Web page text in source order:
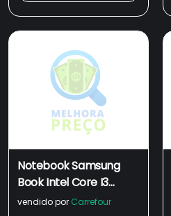
Notebook Samsung
Book Intel Core I3
1115g4 11 Geração
vendido por Carrefour